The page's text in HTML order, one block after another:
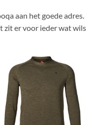
aan het goede adres.
zit er voor ieder wat wils